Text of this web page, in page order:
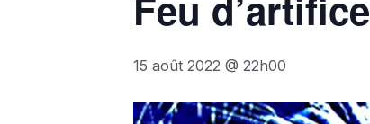
15 août 2022 @ 22h00